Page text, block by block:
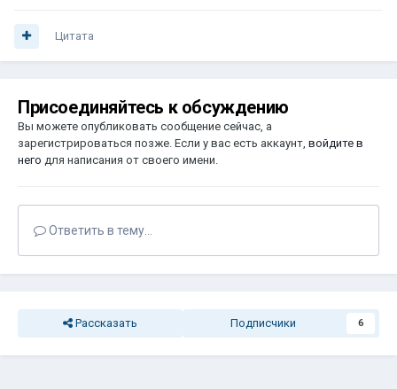
Цитата
Присоединяйтесь к обсуждению
Вы можете опубликовать сообщение сейчас, а
зарегистрироваться позже. Если у вас есть аккаунт, войдите в
него для написания от своего имени.
Ответить в тему...
Рассказать Подписчики 6